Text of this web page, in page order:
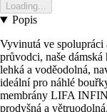
Loading...
Popis
Vyvinutá ve spolupráci
průvodci, naše
lehká a voděodolná,
ideální pro náhlé
membrány LIFA
prodyšná a